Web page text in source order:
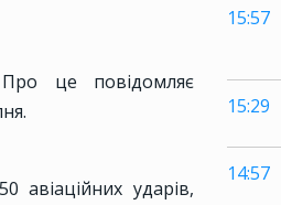
15:57
15:29
14:57
це повідомляє
авіаційних ударів,